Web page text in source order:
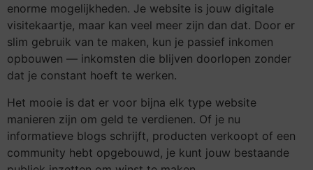
enorme mogelijkheden. Je website is jouw digitale
visitekaartje, maar kan veel meer zijn dan dat. Door er
slim gebruik van te maken, kun je passief inkomen
opbouwen — inkomsten die blijven doorlopen zonder
dat je constant hoeft te werken.
Het mooie is dat er voor bijna elk type website
manieren zijn om geld te verdienen. Of je nu
informatieve blogs schrijft, producten verkoopt of een
community hebt opgebouwd, je kunt jouw bestaande